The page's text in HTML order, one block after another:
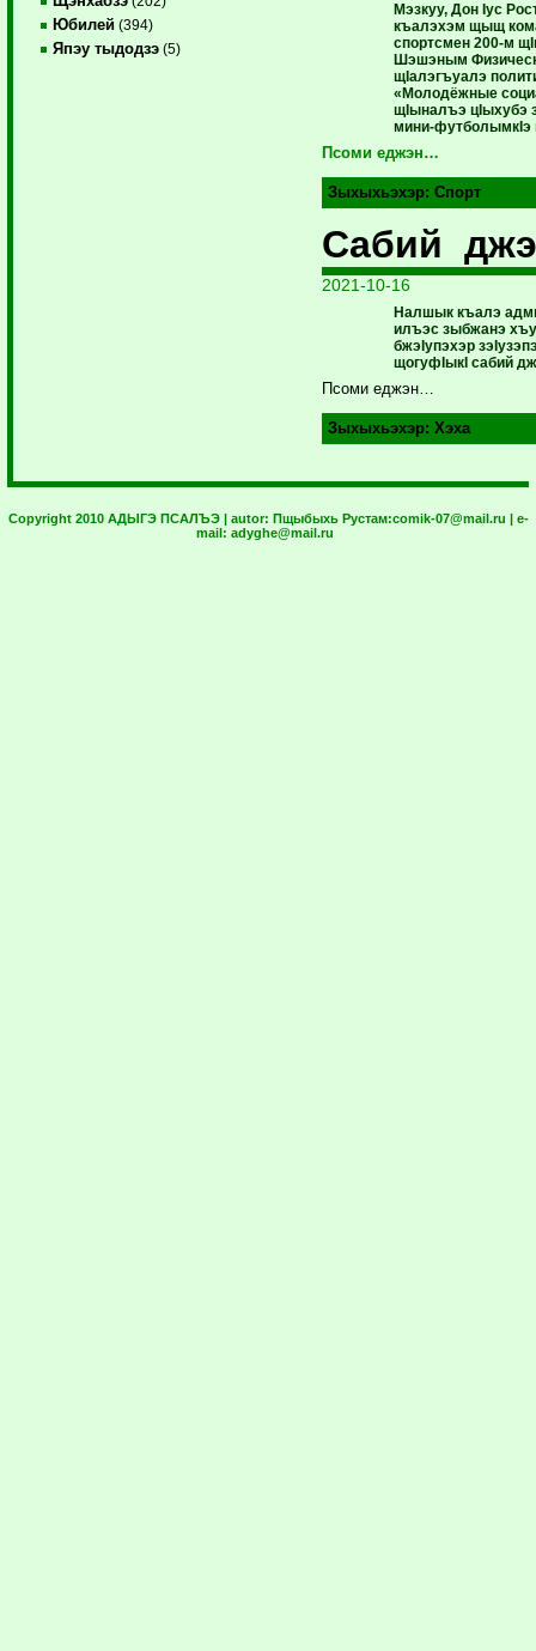
Юбилей (394)
Япэу тыдодзэ (5)
Мэзкуу, Дон Iус
къалэхэм щыщ
спортсмен 200-м
Шэшэным
щIалэгъуалэ
«Молодёжные
щIыналъэ цIыхубэ
мини-футболымкIэ
Псоми еджэн…
Зыхыхьэхэр: Спорт
Сабий
2021-10-16
Налшык къалэ
илъэс зыбжанэ
бжэIупэхэр
щогуфIыкI сабий
Псоми еджэн…
Зыхыхьэхэр: Хэха
Copyright 2010 АДЫГЭ ПСАЛЪЭ | autor: Пщыбыхь Рустам:comik-07@mail.ru | e-
mail: adyghe@mail.ru